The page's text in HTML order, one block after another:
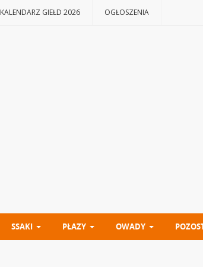
KALENDARZ GIEŁD 2026 OGŁOSZENIA
SSAKI PŁAZY OWADY